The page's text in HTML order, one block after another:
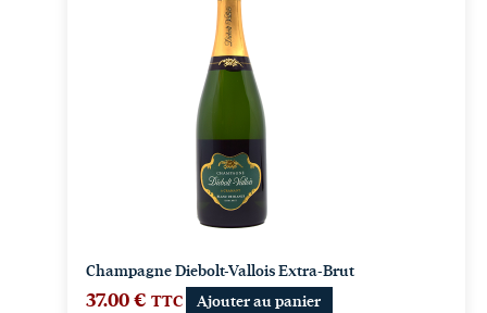
Champagne Diebolt-Vallois Extra-Brut
37.00 € TTC Ajouter au panier